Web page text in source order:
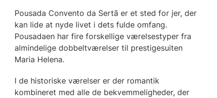
Pousada Convento da Sertã er et sted for jer, der
kan lide at nyde livet i dets fulde omfang.
Pousadaen har fire forskellige værelsestyper fra
almindelige dobbeltværelser til prestigesuiten
Maria Helena.
I de historiske værelser er der romantik
kombineret med alle de bekvemmeligheder, der